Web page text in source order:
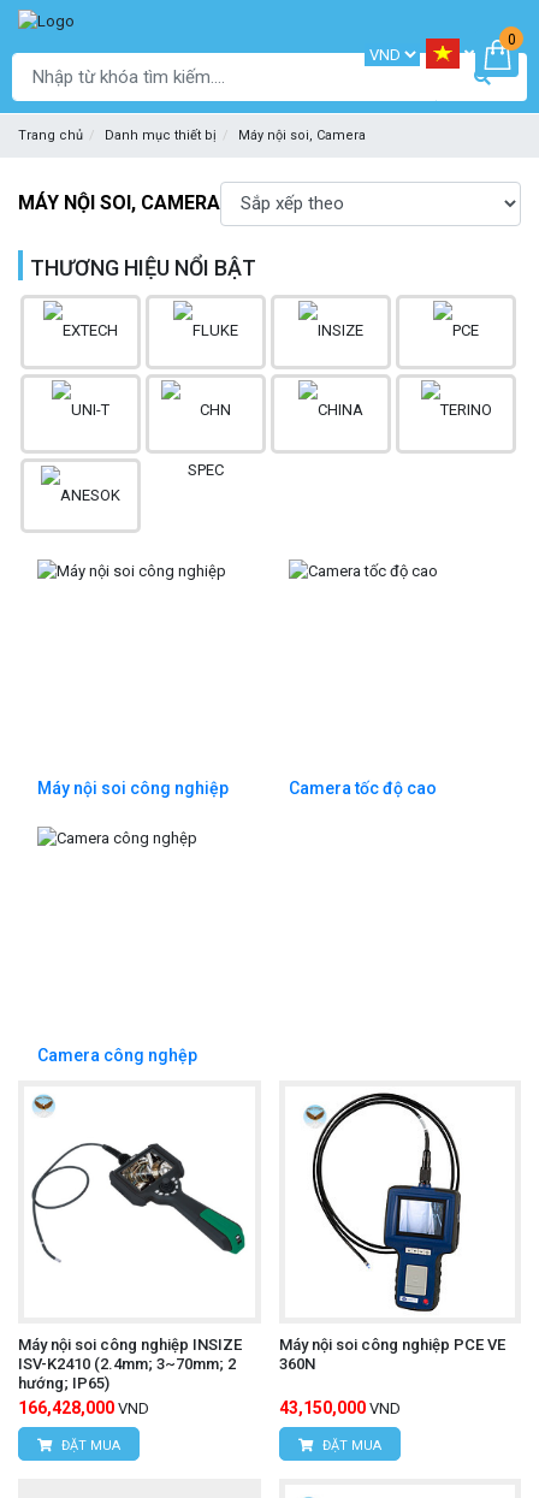
0
Trang chủ Danh mục thiết bị Máy nội soi, Camera
MÁY NỘI SOI, CAMERA
THƯƠNG HIỆU NỔI BẬT
Máy nội soi công nghiệp Camera tốc độ cao
Camera công nghệp
Máy nội soi công nghiệp INSIZE
ISV-K2410 (2.4mm; 3~70mm; 2
hướng; IP65)
166,428,000 VND
ĐẶT MUA
Máy nội soi công nghiệp PCE VE
360N
43,150,000 VND
ĐẶT MUA